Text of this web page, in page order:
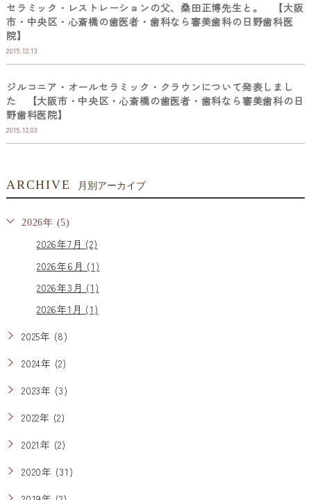
セラミック・レストレーションの父、桑田正博先生と。 【大阪
市・中央区・心斎橋の歯医者・歯科なら審美歯科の日野歯科医
院】
2015.12.13
ジルコニア・オールセラミック・クラウンについて発表しまし
た 【大阪市・中央区・心斎橋の歯医者・歯科なら審美歯科の日
野歯科医院】
2015.12.03
ARCHIVE 月別アーカイブ
2026年 (5)
2026年7月 (2)
2026年6月 (1)
2026年3月 (1)
2026年1月 (1)
2025年 (8)
2024年 (2)
2023年 (3)
2022年 (2)
2021年 (2)
2020年 (31)